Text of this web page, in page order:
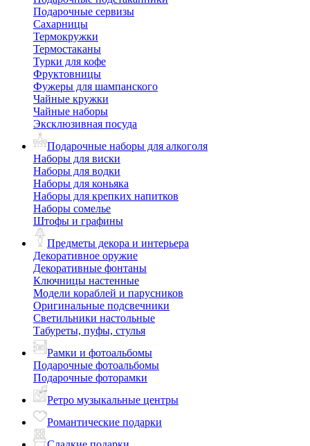
Подарочные сервизы
Сахарницы
Термокружки
Термостаканы
Турки для кофе
Фруктовницы
Фужеры для шампанского
Чайные кружки
Чайные наборы
Эксклюзивная посуда
Подарочные наборы для алкоголя
Наборы для виски
Наборы для водки
Наборы для коньяка
Наборы для крепких напитков
Наборы сомелье
Штофы и графины
Предметы декора и интерьера
Декоративное оружие
Декоративные фонтаны
Ключницы настенные
Модели кораблей и парусников
Оригинальные подсвечники
Светильники настольные
Табуреты, пуфы, стулья
Рамки и фотоальбомы
Подарочные фотоальбомы
Подарочные фоторамки
Ретро музыкальные центры
Романтические подарки